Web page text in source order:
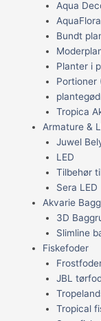
Aqua
AquaFlora
Bundt
Planter i
Portioner
Tropica
Armature &
Juwel
LED
Tilbehør
Sera LED
Akvarie
3D
Slimline
Fiskefoder
JBL
Tropical